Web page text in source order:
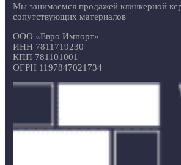
Мы занимаемся продажей клинкерной
сопутствующих материалов
ООО «Евро Импорт»
ИНН 7811719230
КПП 781101001
ОГРН 1197847021734